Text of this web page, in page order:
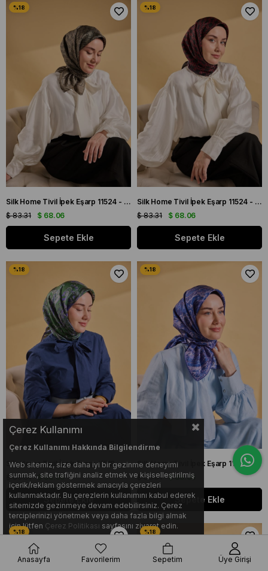
Silk Home Tivil İpek Eşarp 11524 - 07 Acı Yeşil - Siyah Geometrik Desen
$ 68.06
$ 83.31
Sepete Ekle
Silk Home Tivil İpek Eşarp 11524 - 12 Siyah - Bordo Geometrik Desen
$ 68.06
$ 83.31
Sepete Ekle
Silk Home Tivil İpek Eşarp 11519 - 16 Zümrüt Yeşil Etnik Desen
$ 68.06
$ 83.31
Sepete Ekle
Silk Home Tivil İpek Eşarp 11519 - 17 Morcivert Etnik Desen
$ 68.06
$ 83.31
Sepete Ekle
Çerez Kullanımı
Çerez Kullanımı Hakkında Bilgilendirme
Web sitemiz, size daha iyi bir gezinme deneyimi
sunmak, site trafiğini analiz etmek ve kişiselleştirilmiş
içerik/reklam göstermek amacıyla çerezleri
kullanmaktadır. Bu çerezlerin kullanımını kabul ederek
sitemizde gezinmeye devam edebilirsiniz. Çerez
terciplerinizi yönetmek veya daha fazla bilgi almak
için lütfen Çerez Politikası sayfasını ziyaret edin.
Anasayfa Favorilerim Sepetim Üye Girişi